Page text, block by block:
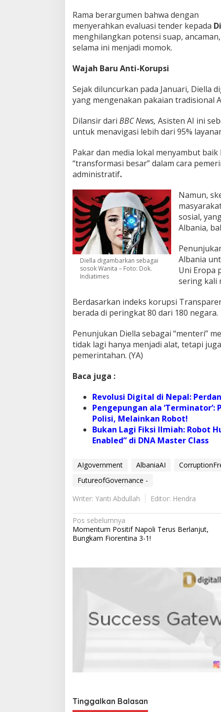
p
i
!
Rama berargumen bahwa dengan
menyerahkan evaluasi tender kepada
menghilangkan potensi suap,
selama ini menjadi momok.
Wajah Baru Anti-Korupsi
Sejak diluncurkan pada Januari, Diella
yang mengenakan pakaian tradisional
Dilansir dari BBC News, Asisten AI ini
untuk menavigasi lebih dari 95%
Pakar dan media lokal menyambut
“transformasi besar” dalam cara
administratif.
Diella digambarkan sebagai
sosok Wanita – Foto: Dok.
Indiatimes
Namun,
sosial,
Albania,
Albania
Uni Eropa
sering kali
Berdasarkan indeks korupsi
berada di peringkat 80 dari 180 negara.
Penunjukan Diella sebagai “menteri”
tidak lagi hanya menjadi alat, tetapi
pemerintahan. (YA)
Baca juga :
Revolusi Digital di Nepal:
Pengepungan ala ‘Terminator’:
Polisi, Melainkan Robot!
Bukan Lagi Fiksi Ilmiah: Robot
Enabled” di DNA Master Class
AIgovernment AlbaniaAI
FutureofGovernance -
Writer: Yanti Abdullah
Editor: Hendra
N
a
i
Pos sebelumnya
Momentum Positif Napoli Terus Berlanjut,
Bungkam Fiorentina 3-1!
Tinggalkan Balasan